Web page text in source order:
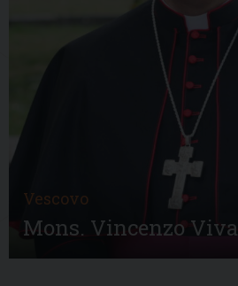
Vescovo
Mons. Vincenzo Viva